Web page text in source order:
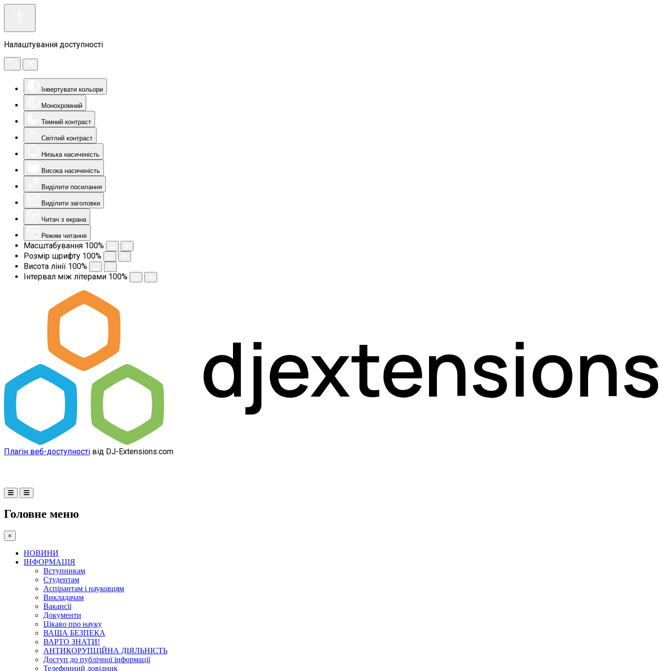
Налаштування доступності
Інвертувати кольори
Монохромний
Темний контраст
Світлий контраст
Низька насиченість
Висока насиченість
Виділити посилання
Виділити заголовки
Читач з екрана
Режим читання
Масштабування 100%
Розмір шрифту 100%
Висота лінії 100%
Інтервал між літерами 100%
Плагін веб-доступності від DJ-Extensions.com
Головне меню
×
НОВИНИ
ІНФОРМАЦІЯ
Вступникам
Студентам
Аспірантам і науковцям
Викладачам
Вакансії
Документи
Цікаво про науку
ВАША БЕЗПЕКА
ВАРТО ЗНАТИ!
АНТИКОРУПЦІЙНА ДІЯЛЬНІСТЬ
Доступ до публічної інформації
Телефонний довідник